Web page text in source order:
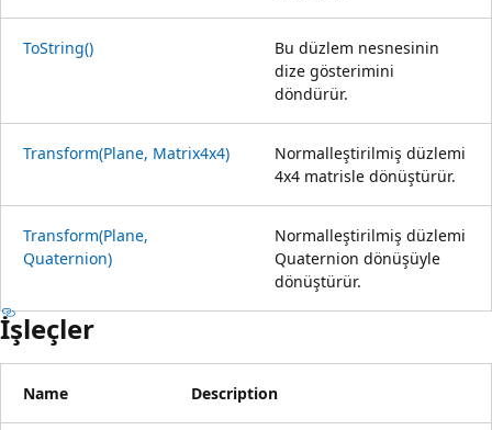
ToString()
Bu düzlem nesnesinin
dize gösterimini
döndürür.
Transform(Plane, Matrix4x4)
Normalleştirilmiş düzlemi
4x4 matrisle dönüştürür.
Transform(Plane,
Quaternion)
Normalleştirilmiş düzlemi
Quaternion dönüşüyle
dönüştürür.
İşleçler
Name Description